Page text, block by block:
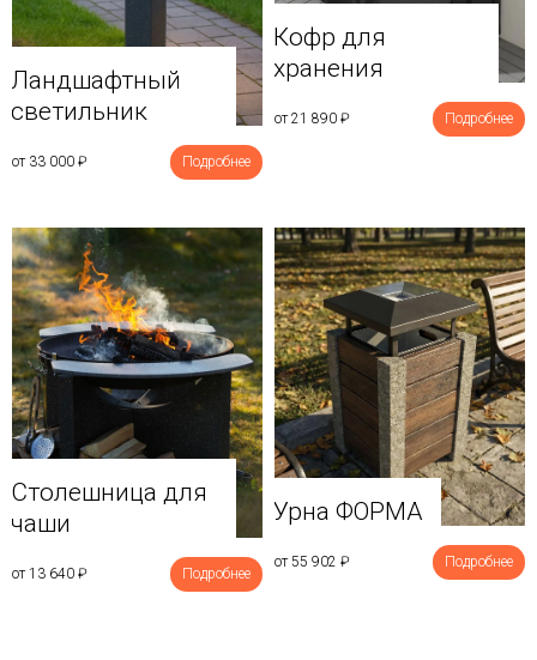
Ландшафтный
светильник
от 33 000 ₽ Подробнее
Кофр для
хранения
от 21 890 ₽ Подробнее
Столешница для
чаши
от 13 640 ₽ Подробнее
Урна ФОРМА
от 55 902 ₽ Подробнее